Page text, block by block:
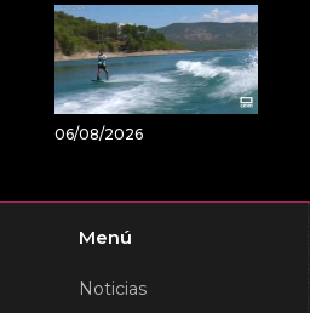
06/08/2026
Menú
Noticias